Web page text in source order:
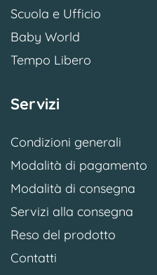
Scuola e Ufficio
Baby World
Tempo Libero
Servizi
Condizioni generali
Modalità di pagamento
Modalità di consegna
Servizi alla consegna
Reso del prodotto
Contatti